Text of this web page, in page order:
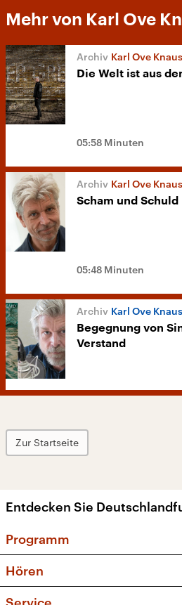
Mehr von Karl Ove
Karl Ove
Die Welt ist aus
05:58 Minuten
Karl Ove
Scham und Schuld
05:48 Minuten
Karl Ove
Begegnung von
Verstand
Zur Startseite
Entdecken Sie
Programm
Sendungen und
Hören